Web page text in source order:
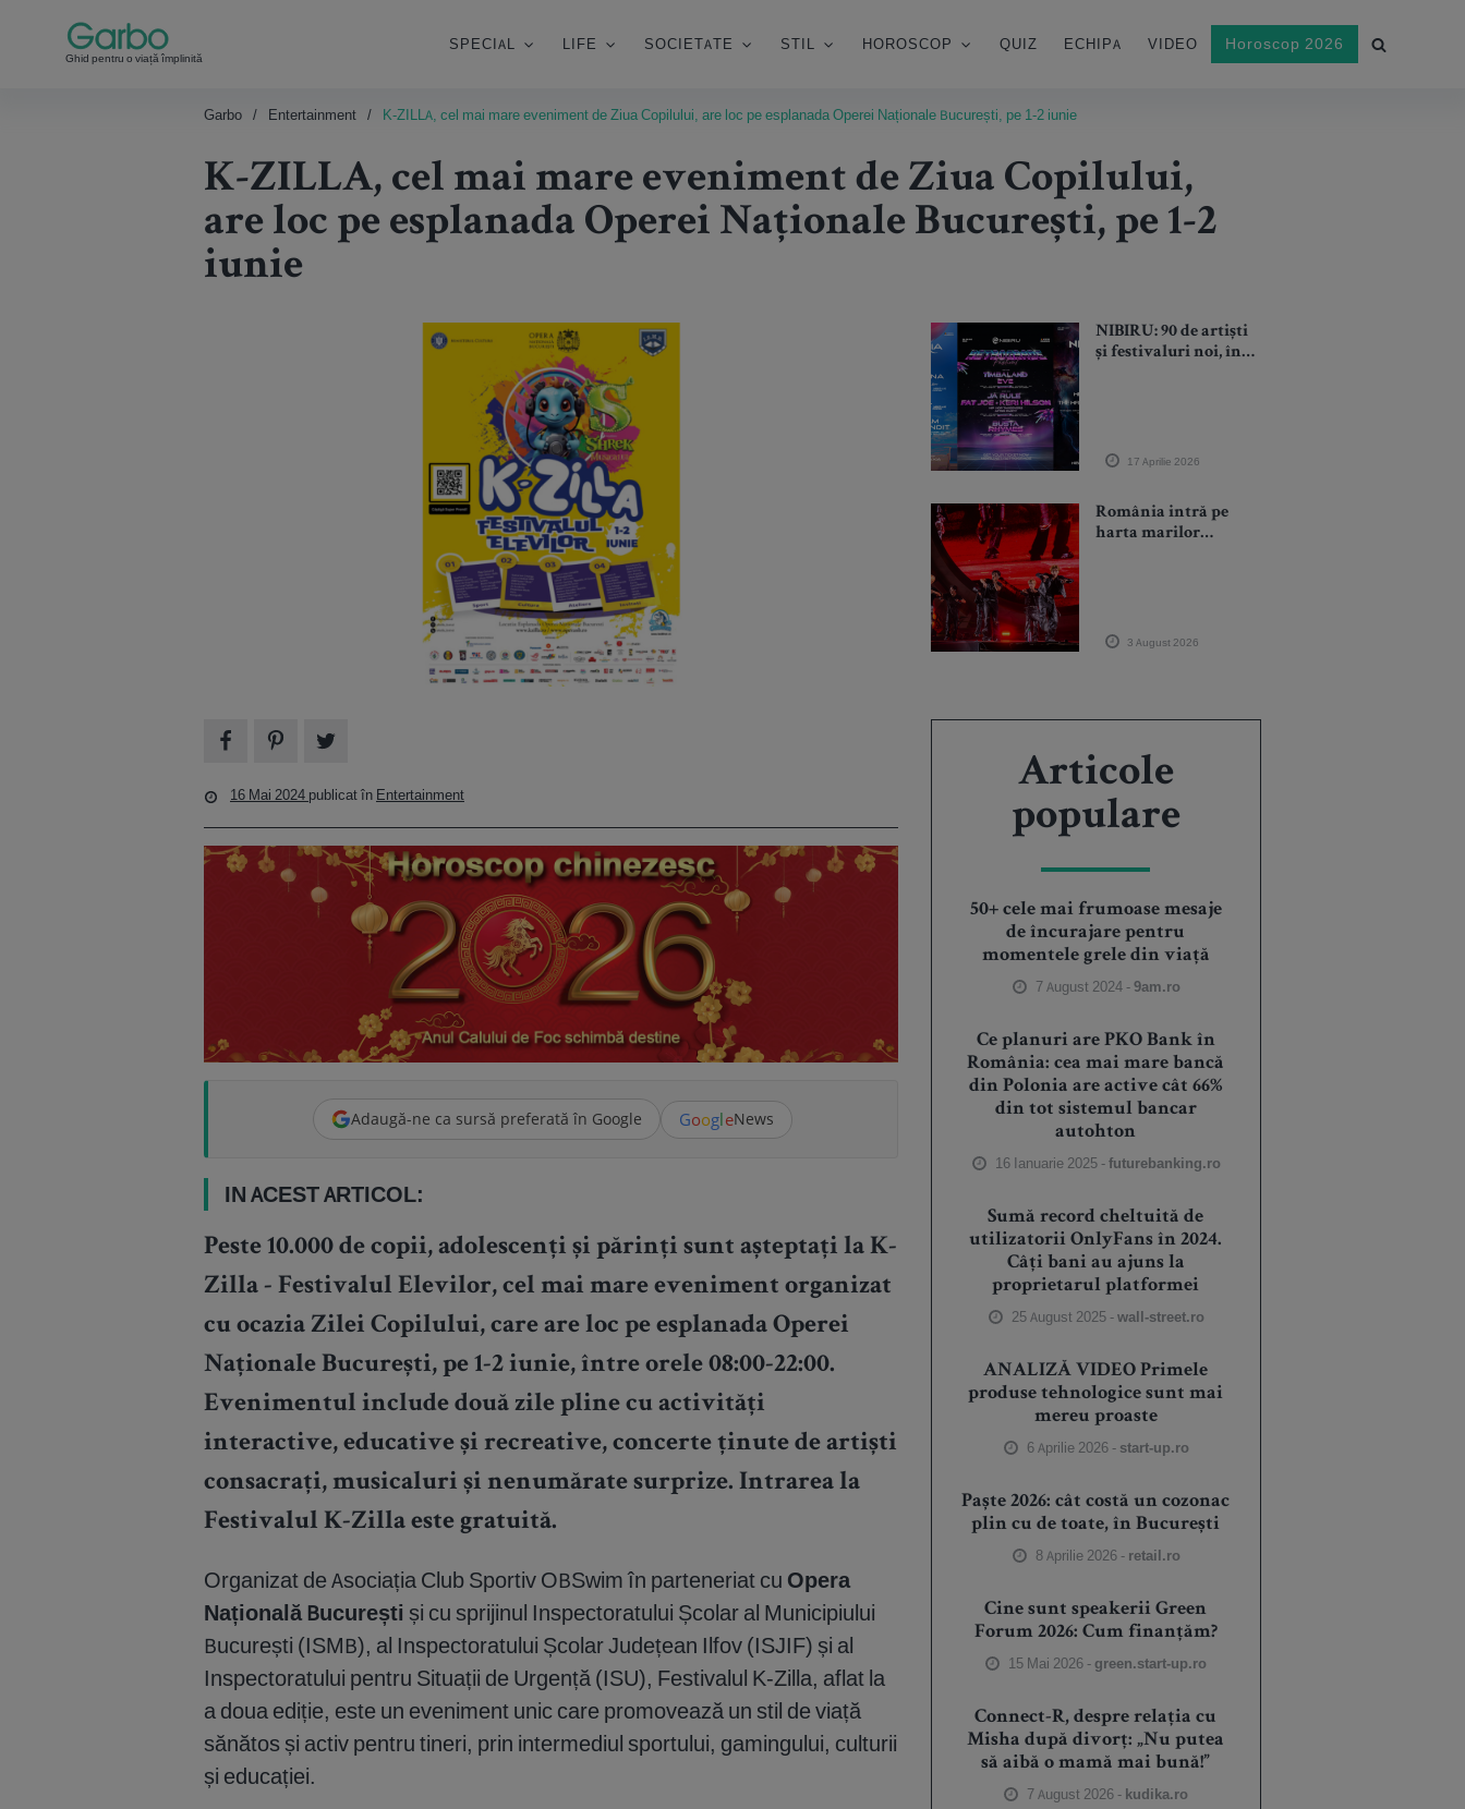
Ghid pentru o viață împlinită
SPECIAL LIFE SOCIETATE STIL HOROSCOP QUIZ ECHIPA VIDEO Horoscop 2026
Garbo Entertainment K-ZILLA, cel mai mare eveniment de Ziua Copilului, are loc pe esplanada Operei Naționale București, pe 1-2 iunie
K-ZILLA, cel mai mare eveniment de Ziua Copilului,
are loc pe esplanada Operei Naționale București, pe 1-2
iunie
NIBIRU: 90 de artiști
și festivaluri noi, în
17 Aprilie 2026
România intră pe
harta marilor
3 August 2026
16 Mai 2024 publicat în Entertainment
Adaugă-ne ca sursă preferată în Google GoogleNews
IN ACEST ARTICOL:
Peste 10.000 de copii, adolescenți și părinți sunt așteptați la K-
Zilla - Festivalul Elevilor, cel mai mare eveniment organizat
cu ocazia Zilei Copilului, care are loc pe esplanada Operei
Naționale București, pe 1-2 iunie, între orele 08:00-22:00.
Evenimentul include două zile pline cu activități
interactive, educative și recreative, concerte ținute de artiști
consacrați, musicaluri și nenumărate surprize. Intrarea la
Festivalul K-Zilla este gratuită.
Organizat de Asociația Club Sportiv OBSwim în parteneriat cu Opera
Națională București și cu sprijinul Inspectoratului Școlar al Municipiului
București (ISMB), al Inspectoratului Școlar Județean Ilfov (ISJIF) și al
Inspectoratului pentru Situații de Urgență (ISU), Festivalul K-Zilla, aflat la
a doua ediție, este un eveniment unic care promovează un stil de viață
sănătos și activ pentru tineri, prin intermediul sportului, gamingului, culturii
și educației.
Articole
populare
50+ cele mai frumoase mesaje
de încurajare pentru
momentele grele din viață
7 August 2024 -9am.ro
Ce planuri are PKO Bank în
România: cea mai mare bancă
din Polonia are active cât 66%
din tot sistemul bancar
autohton
16 Ianuarie 2025 -futurebanking.ro
Sumă record cheltuită de
utilizatorii OnlyFans în 2024.
Câți bani au ajuns la
proprietarul platformei
25 August 2025 -wall-street.ro
ANALIZĂ VIDEO Primele
produse tehnologice sunt mai
mereu proaste
6 Aprilie 2026 - start-up.ro
Paște 2026: cât costă un cozonac
plin cu de toate, în București
8 Aprilie 2026 - retail.ro
Cine sunt speakerii Green
Forum 2026: Cum finanțăm?
15 Mai 2026 - green.start-up.ro
Connect-R, despre relația cu
Misha după divorț: „Nu putea
să aibă o mamă mai bună!”
7 August 2026 - kudika.ro